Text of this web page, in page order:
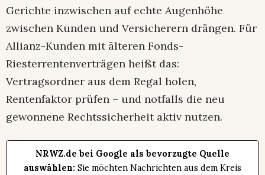
Gerichte inzwischen auf echte Augenhöhe
zwischen Kunden und Versicherern drängen. Für
Allianz-Kunden mit älteren Fonds-
Riesterrentenverträgen heißt das:
Vertragsordner aus dem Regal holen,
Rentenfaktor prüfen – und notfalls die neu
gewonnene Rechtssicherheit aktiv nutzen.
NRWZ.de bei Google als bevorzugte Quelle
auswählen: Sie möchten Nachrichten aus dem Kreis